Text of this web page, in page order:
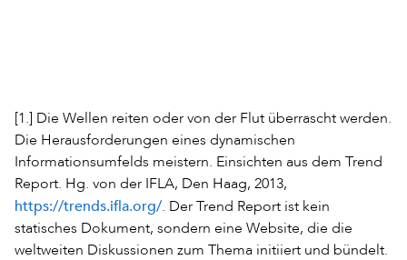
[1.] Die Wellen reiten oder von der Flut überrascht werden.
Die Herausforderungen eines dynamischen
Informationsumfelds meistern. Einsichten aus dem Trend
Report. Hg. von der IFLA, Den Haag, 2013,
https://trends.ifla.org/. Der Trend Report ist kein
statisches Dokument, sondern eine Website, die die
weltweiten Diskussionen zum Thema initiiert und bündelt.